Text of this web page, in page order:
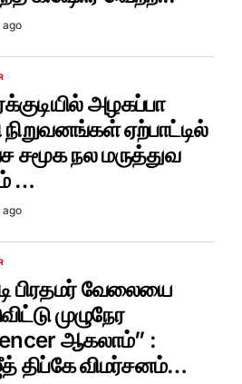
ago
அழகப்பா
நிறுவனங்கள் ஏற்பாட்டில்
சமூக நல மருத்துவ
…
ago
பிரதமர் வேலையை
முழுநேர
ஆகலாம்” :
திப்கே விமர்சனம்…